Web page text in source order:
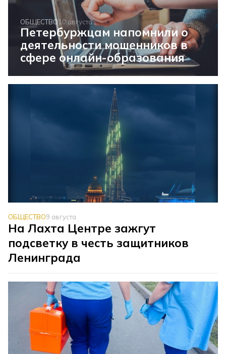
ОБЩЕСТВО10 августа
Петербуржцам напомнили о
деятельности мошенников в
сфере онлайн-образования
ОБЩЕСТВО9 августа
На Лахта Центре зажгут
подсветку в честь защитников
Ленинграда